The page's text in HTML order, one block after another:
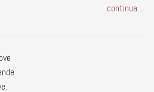
continua ...